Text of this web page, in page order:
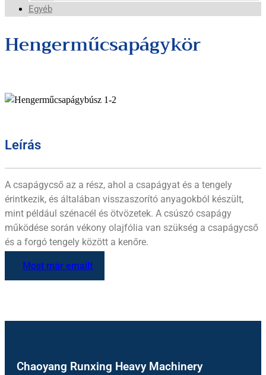
Egyéb
Hengerműcsapágykör
Leírás
A csapágycső az a rész, ahol a csapágyat és a tengely
érintkezik, és általában visszaszorító anyagokból készült,
mint például szénacél és ötvözetek. A csúszó csapágy
működése során vékony olajfólia van szükség a csapágycső
és a forgó tengely között a kenőre.
Most már emailt
Chaoyang Runxing Heavy Machinery